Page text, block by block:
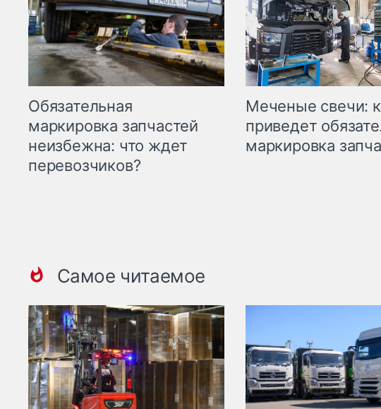
Обязательная
маркировка запчастей
неизбежна: что ждет
перевозчиков?
Меченые свечи:
приведет
маркировка
Самое читаемое